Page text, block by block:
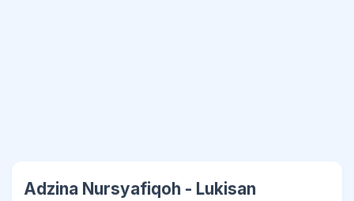
Adzina Nursyafiqoh - Lukisan